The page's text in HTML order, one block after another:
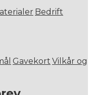
Bedrift
Gavekort Vilkår og